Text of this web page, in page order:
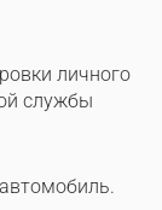
личного
службы